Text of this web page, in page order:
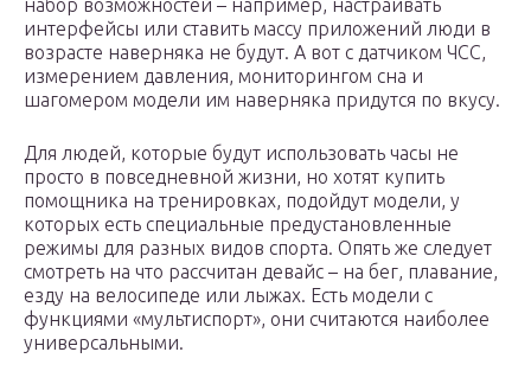
набор возможностей – например, настраивать
интерфейсы или ставить массу приложений люди в
возрасте наверняка не будут. А вот с датчиком ЧСС,
измерением давления, мониторингом сна и
шагомером модели им наверняка придутся по вкусу.
Для людей, которые будут использовать часы не
просто в повседневной жизни, но хотят купить
помощника на тренировках, подойдут модели, у
которых есть специальные предустановленные
режимы для разных видов спорта. Опять же следует
смотреть на что рассчитан девайс – на бег, плавание,
езду на велосипеде или лыжах. Есть модели с
функциями «мультиспорт», они считаются наиболее
универсальными.